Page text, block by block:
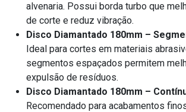
alvenaria. Possui borda turbo que
de corte e reduz vibração.
Disco Diamantado 180mm –
Ideal para cortes em materiais
segmentos espaçados permitem
expulsão de resíduos.
Disco Diamantado 180mm –
Recomendado para acabamentos